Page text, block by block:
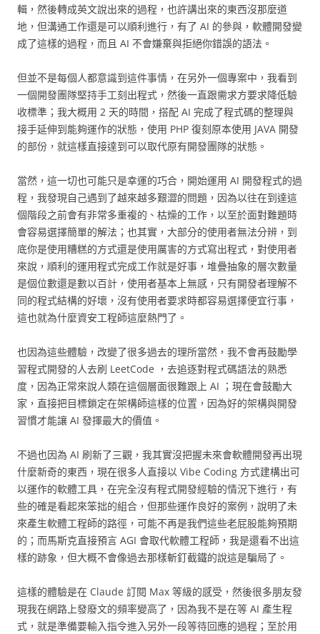
輯，然後轉成英文說出來的過程，也許講出來的東西沒那麼道
地，但溝通工作還是可以順利進行，有了 AI 的參與，軟體開發變
成了這樣的過程，而且 AI 不會嫌棄與拒絕你錯誤的語法。
但並不是每個人都意識到這件事情，在另外一個專案中，我看到
一個開發團隊堅持手工刻出程式，然後一直跟需求方要求降低驗
收標準；我大概用 2 天的時間，搭配 AI 完成了程式碼的整理與
接手延伸到能夠運作的狀態，使用 PHP 復刻原本使用 JAVA 開發
的部份，就這樣直接達到可以取代原有開發團隊的狀態。
當然，這一切也可能只是幸運的巧合，開始運用 AI 開發程式的過
程，我發現自己遇到了越來越多艱澀的問題，因為以往在到達這
個階段之前會有非常多重複的、枯燥的工作，以至於面對難題時
會容易選擇簡單的解法；也其實，大部分的使用者無法分辨，到
底你是使用糟糕的方式還是使用厲害的方式寫出程式，對使用者
來說，順利的運用程式完成工作就是好事，堆疊抽象的層次數量
是個位數還是數以百計，使用者基本上無感，只有開發者理解不
同的程式結構的好壞，沒有使用者要求時都容易選擇便宜行事，
這也就為什麼資安工程師這麼熱門了。
也因為這些體驗，改變了很多過去的理所當然，我不會再鼓勵學
習程式開發的人去刷 LeetCode ，去追逐對程式碼語法的熟悉
度，因為正常來說人類在這個層面很難跟上 AI ；現在會鼓勵大
家，直接把目標鎖定在架構師這樣的位置，因為好的架構與開發
習慣才能讓 AI 發揮最大的價值。
不過也因為 AI 刷新了三觀，我其實沒把握未來會軟體開發再出現
什麼新奇的東西，現在很多人直接以 Vibe Coding 方式建構出可
以運作的軟體工具，在完全沒有程式開發經驗的情況下進行，有
些的確是看起來笨拙的組合，但那些運作良好的案例，說明了未
來產生軟體工程師的路徑，可能不再是我們這些老屁股能夠預期
的；而馬斯克直接預言 AGI 會取代軟體工程師，我是還看不出這
樣的跡象，但大概不會像過去那樣斬釘截鐵的說這是騙局了。
這樣的體驗是在 Claude 訂閱 Max 等級的感受，然後很多朋友發
現我在網路上發廢文的頻率變高了，因為我不是在等 AI 產生程
式，就是準備要輸入指令進入另外一段等待回應的過程；至於用